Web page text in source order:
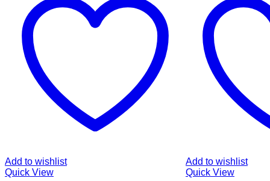
Add to wishlist
Quick View
Add to wishlist
Quick View